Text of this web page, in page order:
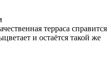
терраса справится
и остаётся такой же